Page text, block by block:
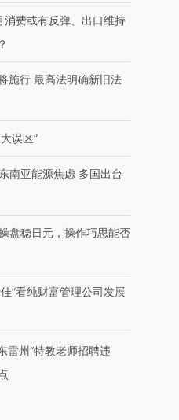
消费或有反弹、出口维持
施行 最高法明确新旧法
误区”
南亚能源焦虑 多国出台
盘稳日元，操作巧思能否
”看纯财富管理公司发展
雷州“特教老师招聘违